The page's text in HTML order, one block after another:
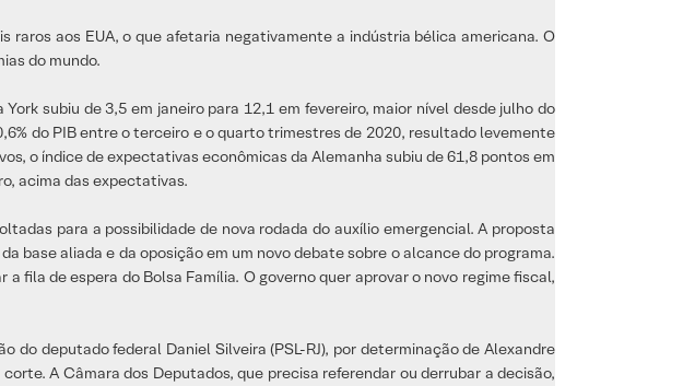
aos EUA, o que afetaria negativamente a indústria bélica americana. O
do mundo.
subiu de 3,5 em janeiro para 12,1 em fevereiro, maior nível desde julho do
do PIB entre o terceiro e o quarto trimestres de 2020, resultado levemente
o índice de expectativas econômicas da Alemanha subiu de 61,8 pontos em
acima das expectativas.
para a possibilidade de nova rodada do auxílio emergencial. A proposta
base aliada e da oposição em um novo debate sobre o alcance do programa.
fila de espera do Bolsa Família. O governo quer aprovar o novo regime fiscal,
deputado federal Daniel Silveira (PSL-RJ), por determinação de Alexandre
A Câmara dos Deputados, que precisa referendar ou derrubar a decisão,